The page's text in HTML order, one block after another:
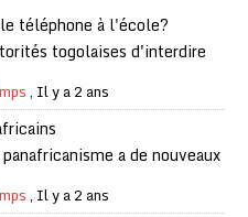
téléphone à l'école?
togolaises d'interdire
, Il y a 2 ans
a de nouveaux
, Il y a 2 ans